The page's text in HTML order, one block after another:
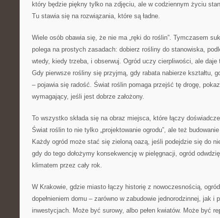
który będzie piękny tylko na zdjęciu, ale w codziennym życiu
Tu stawia się na rozwiązania, które są ładne.
Wiele osób obawia się, że nie ma „ręki do roślin”. Tymczasem
polega na prostych zasadach: dobierz rośliny do stanowiska,
wtedy, kiedy trzeba, i obserwuj. Ogród uczy cierpliwości, ale
Gdy pierwsze rośliny się przyjmą, gdy rabata nabierze kształtu,
– pojawia się radość. Świat roślin pomaga przejść tę drogę,
wymagający, jeśli jest dobrze założony.
To wszystko składa się na obraz miejsca, które łączy
Świat roślin to nie tylko „projektowanie ogrodu”, ale też
Każdy ogród może stać się zieloną oazą, jeśli podejdzie się do
gdy do tego dołożymy konsekwencję w pielęgnacji, ogród
klimatem przez cały rok.
W Krakowie, gdzie miasto łączy historię z nowoczesnością,
dopełnieniem domu – zarówno w zabudowie jednorodzinnej, jak i
inwestycjach. Może być surowy, albo pełen kwiatów. Może być